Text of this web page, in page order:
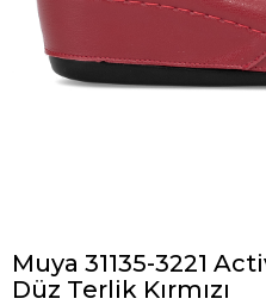
Muya 31135-3221
Düz Terlik Kırmızı